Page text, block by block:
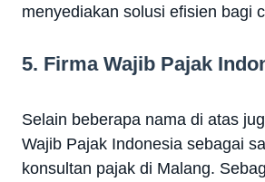
menyediakan solusi efisien bagi
5. Firma Wajib Pajak
Selain beberapa nama di atas
Wajib Pajak Indonesia sebagai
konsultan pajak di Malang.